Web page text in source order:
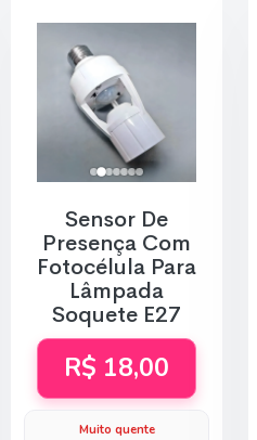
Sensor De
Presença Com
Fotocélula Para
Lâmpada
Soquete E27
R$ 18,00
Muito quente